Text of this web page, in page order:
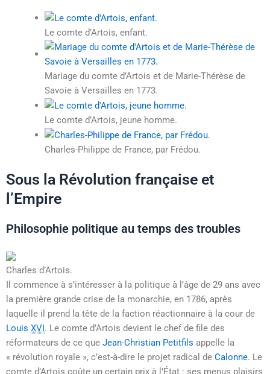
Le comte d’Artois, enfant.
Mariage du comte d’Artois et de Marie-Thérèse de
Savoie à Versailles en 1773.
Le comte d’Artois, jeune homme.
Charles-Philippe de France, par Frédou.
Sous la Révolution française et
l’Empire
Philosophie politique au temps des troubles
Charles d’Artois.
Il commence à s’intéresser à la politique à l’âge de 29 ans avec
la première grande crise de la monarchie, en 1786, après
laquelle il prend la tête de la faction réactionnaire à la cour de
Louis XVI. Le comte d’Artois devient le chef de file des
réformateurs de ce que Jean-Christian Petitfils appelle la
« révolution royale », c’est-à-dire le projet radical de Calonne. Le
comte d’Artois coûte un certain prix à l’État : ses menus plaisirs